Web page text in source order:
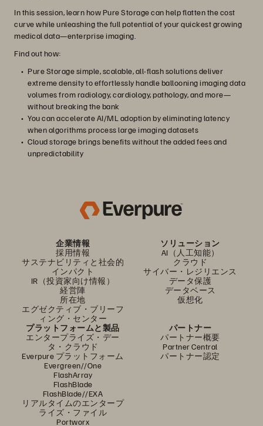
In this session, learn how Pure Storage can help flatten the cost
curve while unleashing the full potential of your quickest growing
medical data—enterprise imaging.
Find out how:
Pure Storage simple, scalable, all-flash solutions deliver
extreme density to effortlessly handle ballooning imaging data
volumes from radiology, cardiology, pathology, and more—
without breaking the bank
You can accelerate AI/ML adoption by eliminating latency
when algorithms process large imaging datasets
Cloud storage brings benefits without the added fees and
unpredictability
企業情報
採用情報
サステナビリティと社会的
インパクト
IR（投資家向け情報）
経営陣
所在地
エグゼクティブ・ブリーフ
ィング・センター
ソリューション
AI（人工知能）
クラウド
サイバー・レジリエンス
データ保護
データベース
仮想化
プラットフォームと製品
エンタープライズ・デー
タ・クラウド
Everpure プラットフォーム
Evergreen//One
FlashArray
FlashBlade
FlashBlade//EXA
リアルタイムのエンタープ
ライズ・ファイル
Portworx
パートナー
パートナー概要
Partner Central
パートナー認定